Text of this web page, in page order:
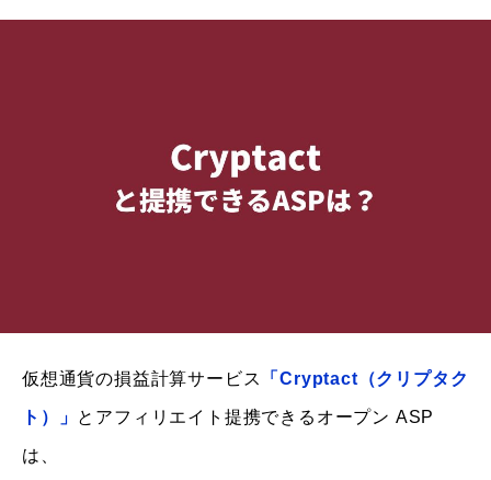
仮想通貨の損益計算サービス 「Cryptact（クリプタク
ト）」 とアフィリエイト提携できるオープン ASP
は、